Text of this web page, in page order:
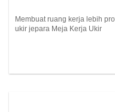
Membuat ruang kerja lebih
ukir jepara Meja Kerja Ukir